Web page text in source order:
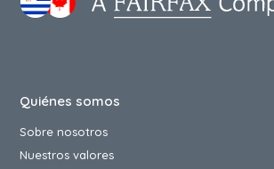
Quiénes somos
Sobre nosotros
Nuestros valores